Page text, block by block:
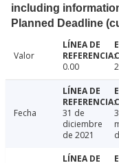
including
Planned Deadline
Valor
0.00
Fecha
31 de
diciembre
de 2021